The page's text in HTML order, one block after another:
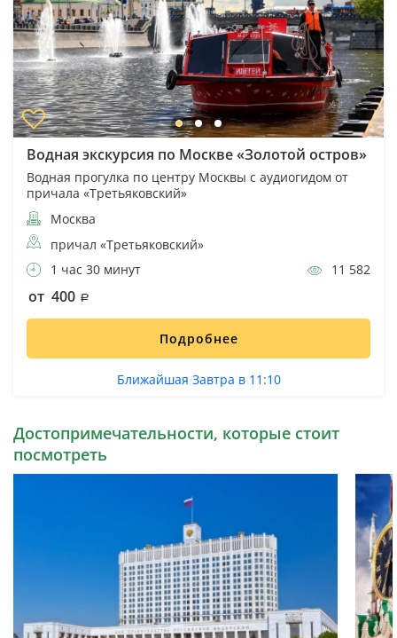
Водная экскурсия по Москве «Золотой остров»
Водная прогулка по центру Москвы с аудиогидом от
причала «Третьяковский»
Москва
причал «Третьяковский»
1 час 30 минут
11 582
от 400
Подробнее
Ближайшая Завтра в 11:10
Достопримечательности, которые стоит
посмотреть